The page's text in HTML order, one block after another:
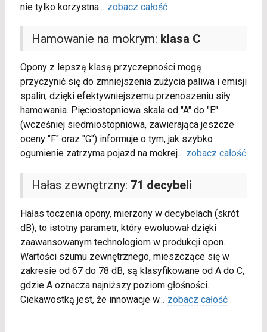
nie tylko korzystna... zobacz całość
Hamowanie na mokrym: klasa C
Opony z lepszą klasą przyczepności mogą
przyczynić się do zmniejszenia zużycia paliwa i emisji
spalin, dzięki efektywniejszemu przenoszeniu siły
hamowania. Pięciostopniowa skala od "A" do "E"
(wcześniej siedmiostopniowa, zawierająca jeszcze
oceny "F" oraz "G") informuje o tym, jak szybko
ogumienie zatrzyma pojazd na mokrej... zobacz całość
Hałas zewnętrzny: 71 decybeli
Hałas toczenia opony, mierzony w decybelach (skrót
dB), to istotny parametr, który ewoluował dzięki
zaawansowanym technologiom w produkcji opon.
Wartości szumu zewnętrznego, mieszczące się w
zakresie od 67 do 78 dB, są klasyfikowane od A do C,
gdzie A oznacza najniższy poziom głośności.
Ciekawostką jest, że innowacje w... zobacz całość